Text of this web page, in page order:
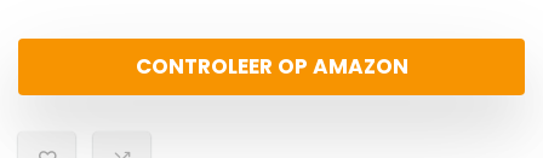
CONTROLEER OP AMAZON